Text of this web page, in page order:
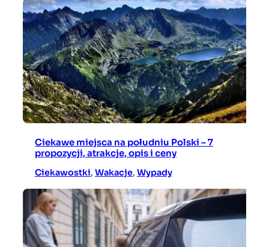
Ciekawe miejsca na południu Polski – 7
propozycji, atrakcje, opis i ceny
Ciekawostki, Wakacje, Wypady